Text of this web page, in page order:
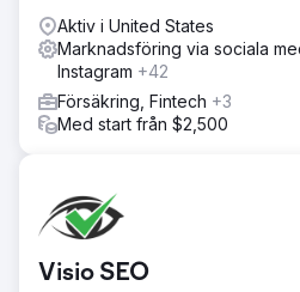
Aktiv i United States
Marknadsföring via sociala
Instagram +42
Försäkring, Fintech +3
Med start från $2,500
Visio SEO